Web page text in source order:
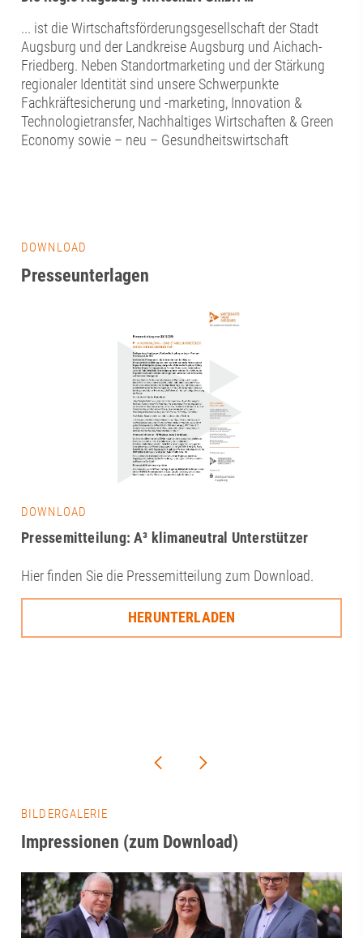
... ist die Wirtschaftsförderungsgesellschaft der Stadt
Augsburg und der Landkreise Augsburg und Aichach-
Friedberg. Neben Standortmarketing und der Stärkung
regionaler Identität sind unsere Schwerpunkte
Fachkräftesicherung und -marketing, Innovation &
Technologietransfer, Nachhaltiges Wirtschaften & Green
Economy sowie – neu – Gesundheitswirtschaft
DOWNLOAD
Presseunterlagen
DOWNLOAD
Pressemitteilung: A³ klimaneutral Unterstützer
Hier finden Sie die Pressemitteilung zum Download.
HERUNTERLADEN
BILDERGALERIE
Impressionen (zum Download)